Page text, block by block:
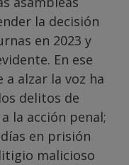
la decisión
en 2023 y
En ese
alzar la voz ha
delitos de
la acción penal;
en prisión
malicioso